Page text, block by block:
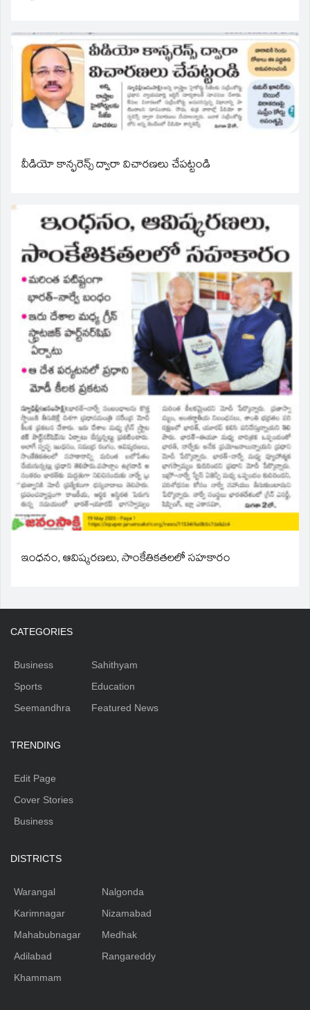
వీడియో కాన్ఫరెన్స్ ద్వారా విచారణలు చేపట్టండి
ఇంధనం, ఆవిష్కరణలు, సాంకేతికతలలో సహకారం
CATEGORIES
Business
Sports
Seemandhra
Sahithyam
Education
Featured News
TRENDING
Edit Page
Cover Stories
Business
DISTRICTS
Warangal
Karimnagar
Mahabubnagar
Adilabad
Khammam
Nalgonda
Nizamabad
Medhak
Rangareddy